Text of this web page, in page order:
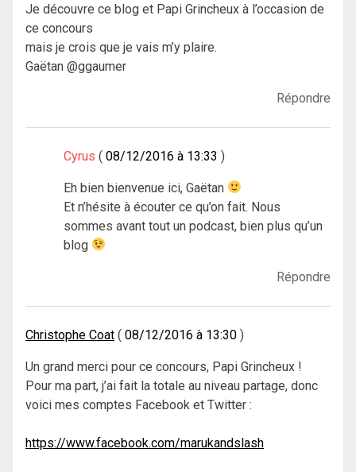
Je découvre ce blog et Papi Grincheux à l’occasion de
ce concours
mais je crois que je vais m’y plaire.
Gaëtan @ggaumer
Répondre
Cyrus 08/12/2016 à 13:33
Eh bien bienvenue ici, Gaëtan
Et n’hésite à écouter ce qu’on fait. Nous
sommes avant tout un podcast, bien plus qu’un
blog
Répondre
Christophe Coat 08/12/2016 à 13:30
Un grand merci pour ce concours, Papi Grincheux !
Pour ma part, j’ai fait la totale au niveau partage, donc
voici mes comptes Facebook et Twitter :
https://www.facebook.com/marukandslash